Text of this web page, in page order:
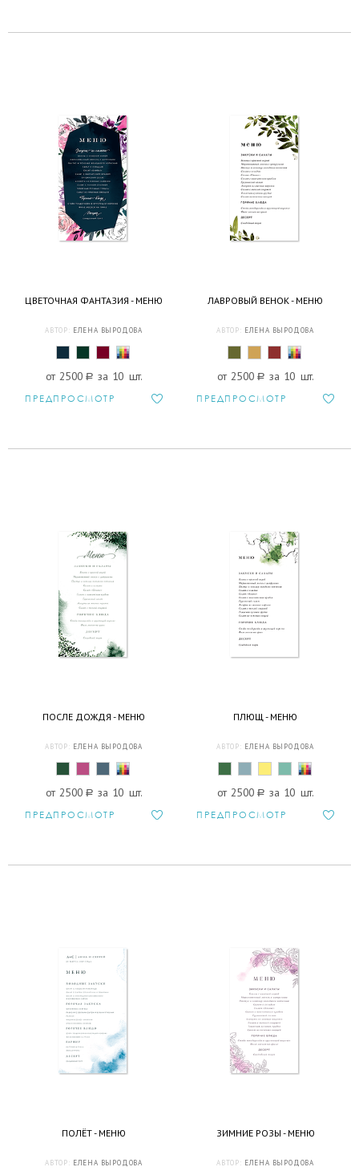
ЦВЕТОЧНАЯ ФАНТАЗИЯ - МЕНЮ
АВТОР: ЕЛЕНА ВЫРОДОВА
от 2500 a за 10 шт.
ПРЕДПРОСМОТР
ЛАВРОВЫЙ ВЕНОК - МЕНЮ
АВТОР: ЕЛЕНА ВЫРОДОВА
от 2500 a за 10 шт.
ПРЕДПРОСМОТР
ПОСЛЕ ДОЖДЯ - МЕНЮ
АВТОР: ЕЛЕНА ВЫРОДОВА
от 2500 a за 10 шт.
ПРЕДПРОСМОТР
ПЛЮЩ - МЕНЮ
АВТОР: ЕЛЕНА ВЫРОДОВА
от 2500 a за 10 шт.
ПРЕДПРОСМОТР
ПОЛЁТ - МЕНЮ
АВТОР: ЕЛЕНА ВЫРОДОВА
ЗИМНИЕ РОЗЫ - МЕНЮ
АВТОР: ЕЛЕНА ВЫРОДОВА